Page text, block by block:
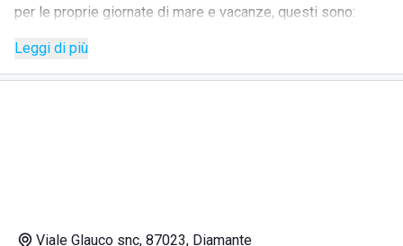
per le proprie giornate di mare e vacanze, questi sono:
spiaggia attrezzata;
animazione;
Leggi di più
Viale Glauco snc, 87023, Diamante